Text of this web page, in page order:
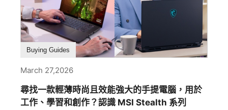
Buying Guides
March 27,2026
尋找一款輕薄時尚且效能強大的手提電腦，用於
工作、學習和創作？認識 MSI Stealth 系列